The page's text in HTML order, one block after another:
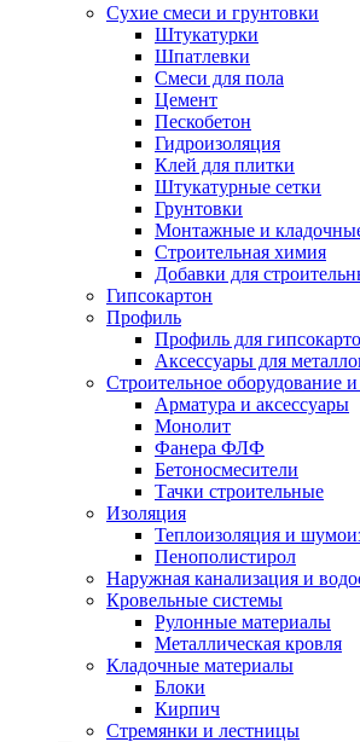
Сухие смеси и грунтовки
Штукатурки
Шпатлевки
Смеси для пола
Цемент
Пескобетон
Гидроизоляция
Клей для плитки
Штукатурные сетки
Грунтовки
Монтажные и
Строительная химия
Добавки для
Гипсокартон
Профиль
Профиль для
Аксессуары для
Строительное оборудование
Арматура и аксессуары
Монолит
Фанера ФЛФ
Бетоносмесители
Тачки строительные
Изоляция
Теплоизоляция и
Пенополистирол
Наружная канализация и
Кровельные системы
Рулонные материалы
Металлическая кровля
Кладочные материалы
Блоки
Кирпич
Стремянки и лестницы